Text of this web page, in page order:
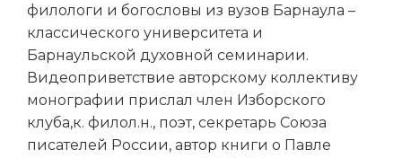
филологи и богословы из вузов Барнаула –
классического университета и
Барнаульской духовной семинарии.
Видеоприветствие авторскому коллективу
монографии прислал член Изборского
клуба,к. филол.н., поэт, секретарь Союза
писателей России, автор книги о Павле